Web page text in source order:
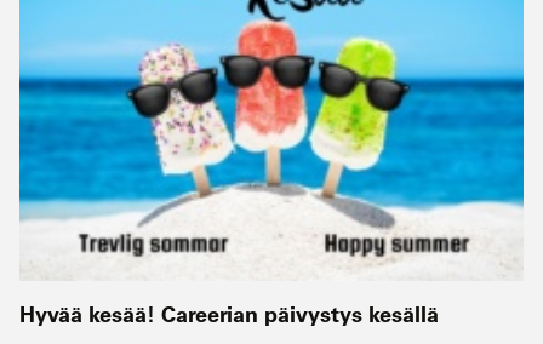
Hyvää kesää! Careerian päivystys kesällä